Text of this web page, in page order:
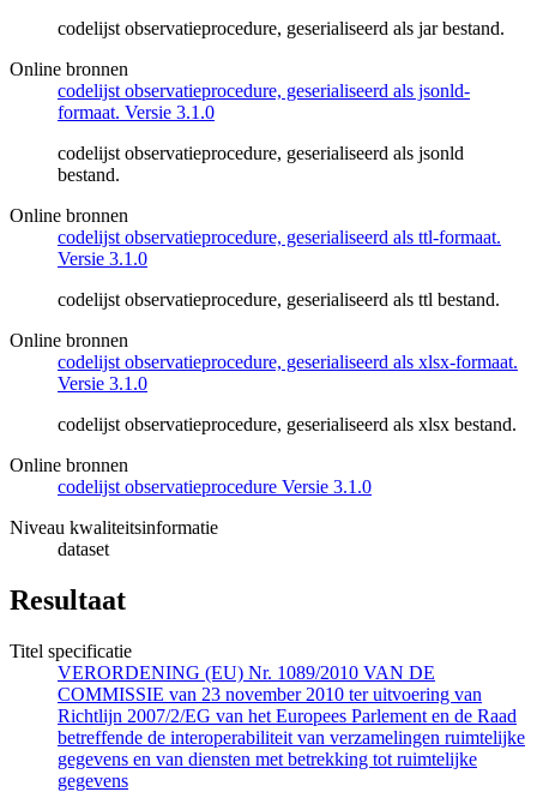
codelijst observatieprocedure, geserialiseerd als jar bestand.
Online bronnen
codelijst observatieprocedure, geserialiseerd als jsonld-
formaat. Versie 3.1.0
codelijst observatieprocedure, geserialiseerd als jsonld
bestand.
Online bronnen
codelijst observatieprocedure, geserialiseerd als ttl-formaat.
Versie 3.1.0
codelijst observatieprocedure, geserialiseerd als ttl bestand.
Online bronnen
codelijst observatieprocedure, geserialiseerd als xlsx-formaat.
Versie 3.1.0
codelijst observatieprocedure, geserialiseerd als xlsx bestand.
Online bronnen
codelijst observatieprocedure Versie 3.1.0
Niveau kwaliteitsinformatie
dataset
Resultaat
Titel specificatie
VERORDENING (EU) Nr. 1089/2010 VAN DE
COMMISSIE van 23 november 2010 ter uitvoering van
Richtlijn 2007/2/EG van het Europees Parlement en de Raad
betreffende de interoperabiliteit van verzamelingen ruimtelijke
gegevens en van diensten met betrekking tot ruimtelijke
gegevens